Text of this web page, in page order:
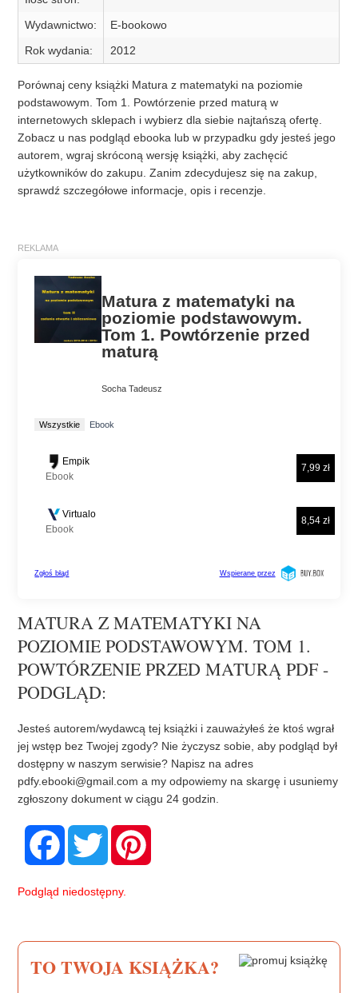
Wydawnictwo:
E-bookowo
Rok wydania:
2012
Porównaj ceny książki Matura z matematyki na poziomie
podstawowym. Tom 1. Powtórzenie przed maturą w
internetowych sklepach i wybierz dla siebie najtańszą ofertę.
Zobacz u nas podgląd ebooka lub w przypadku gdy jesteś jego
autorem, wgraj skróconą wersję książki, aby zachęcić
użytkowników do zakupu. Zanim zdecydujesz się na zakup,
sprawdź szczegółowe informacje, opis i recenzje.
MATURA Z MATEMATYKI NA
POZIOMIE PODSTAWOWYM. TOM 1.
POWTÓRZENIE PRZED MATURĄ PDF -
PODGLĄD:
Jesteś autorem/wydawcą tej książki i zauważyłeś że ktoś wgrał
jej wstęp bez Twojej zgody? Nie życzysz sobie, aby podgląd był
dostępny w naszym serwisie? Napisz na adres
pdfy.ebooki@gmail.com a my odpowiemy na skargę i usuniemy
zgłoszony dokument w ciągu 24 godzin.
F
o
T
w
e
Podgląd niedostępny.
TO TWOJA KSIĄŻKA?